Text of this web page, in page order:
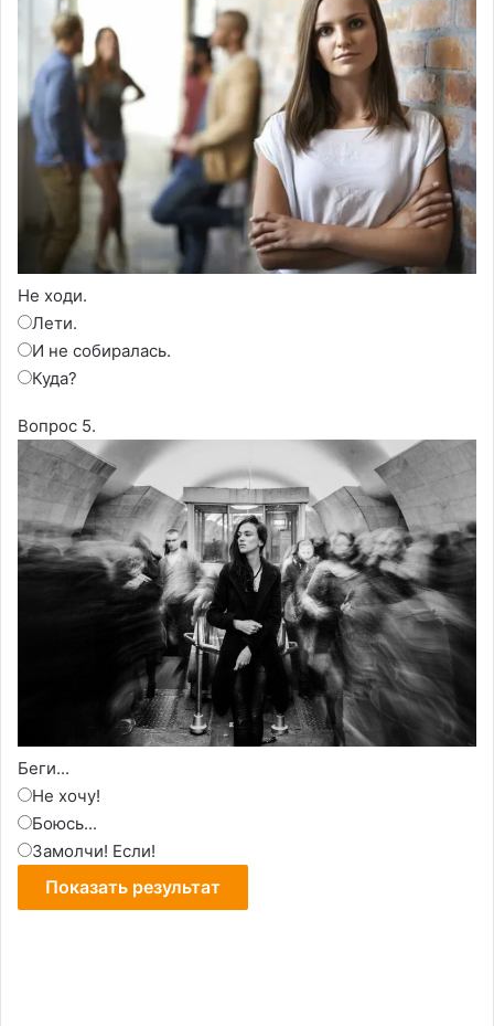
Не ходи.
Лети.
И не собиралась.
Куда?
Вопрос 5.
Беги...
Не хочу!
Боюсь...
Замолчи! Если!